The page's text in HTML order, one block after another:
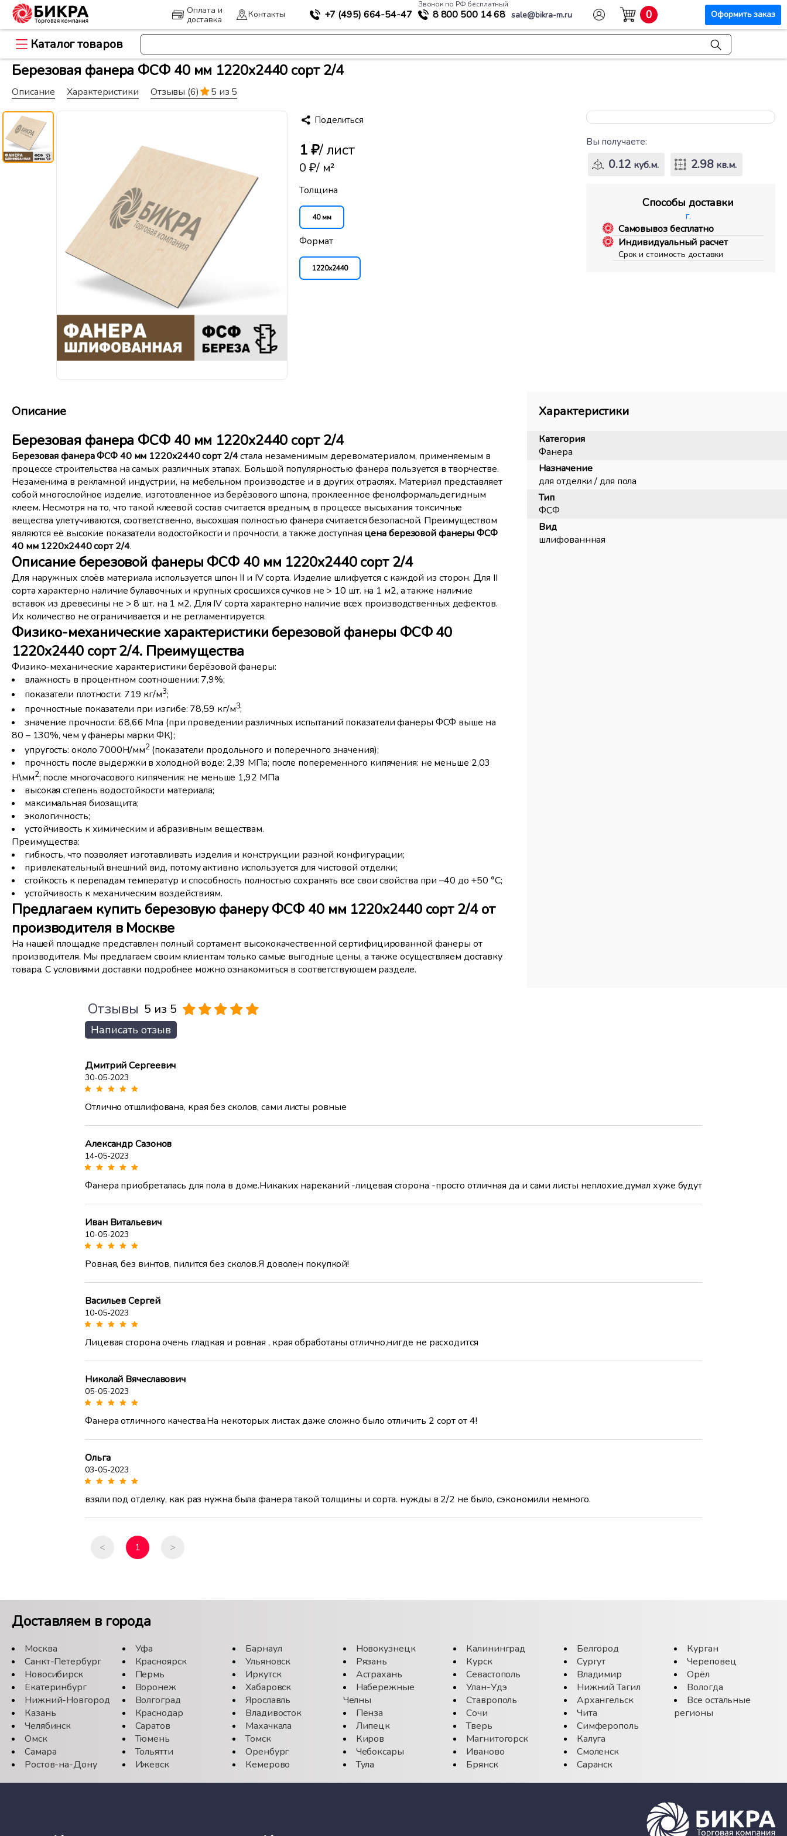
Оплата и
доставка
Контакты +7 (495) 664-54-47
Звонок по РФ бесплатный
8 800 500 14 68 sale@bikra-m.ru 0 Оформить заказ
Каталог товаров
Березовая фанера ФСФ 40 мм 1220x2440 сорт 2/4
Описание Характеристики Отзывы (6) 5 из 5
Поделиться
1 ₽/ лист
0 ₽/ м²
Толщина
40 мм
Формат
1220x2440
Вы получаете:
0.12 куб.м. 2.98 кв.м.
Способы доставки
г.
Самовывоз бесплатно
Индивидуальный расчет
Срок и стоимость доставки
Описание
Березовая фанера ФСФ 40 мм 1220x2440 сорт 2/4
Березовая фанера ФСФ 40 мм 1220x2440 сорт 2/4стала незаменимым деревоматериалом, применяемым в
процессе строительства на самых различных этапах. Большой популярностью фанера пользуется в творчестве.
Незаменима в рекламной индустрии, на мебельном производстве и в других отраслях. Материал представляет
собой многослойное изделие, изготовленное из берёзового шпона, проклеенное фенолформальдегидным
клеем. Несмотря на то, что такой клеевой состав считается вредным, в процессе высыхания токсичные
вещества улетучиваются, соответственно, высохшая полностью фанера считается безопасной. Преимуществом
являются её высокие показатели водостойкости и прочности, а также доступная цена березовой фанеры ФСФ
40 мм 1220x2440 сорт 2/4.
Описание березовой фанеры ФСФ 40 мм 1220x2440 сорт 2/4
Для наружных слоёв материала используется шпон II и IV сорта. Изделие шлифуется с каждой из сторон. Для II
сорта характерно наличие булавочных и крупных сросшихся сучков не > 10 шт. на 1 м2, а также наличие
вставок из древесины не > 8 шт. на 1 м2. Для IV сорта характерно наличие всех производственных дефектов.
Их количество не ограничивается и не регламентируется.
Физико-механические характеристики березовой фанеры ФСФ 40
1220x2440 сорт 2/4. Преимущества
Физико-механические характеристики берёзовой фанеры:
влажность в процентном соотношении: 7,9%;
показатели плотности: 719 кг/м3;
прочностные показатели при изгибе: 78,59 кг/м3;
значение прочности: 68,66 Мпа (при проведении различных испытаний показатели фанеры ФСФ выше на
80 – 130%, чем у фанеры марки ФК);
упругость: около 7000Н/мм2(показатели продольного и поперечного значения);
прочность после выдержки в холодной воде: 2,39 МПа; после попеременного кипячения: не меньше 2,03
Н\мм2; после многочасового кипячения: не меньше 1,92 МПа
высокая степень водостойкости материала;
максимальная биозащита;
экологичность;
устойчивость к химическим и абразивным веществам.
Преимущества:
гибкость, что позволяет изготавливать изделия и конструкции разной конфигурации;
привлекательный внешний вид, потому активно используется для чистовой отделки;
стойкость к перепадам температур и способность полностью сохранять все свои свойства при –40 до +50 °С;
устойчивость к механическим воздействиям.
Предлагаем купить березовую фанеру ФСФ 40 мм 1220x2440 сорт 2/4 от
производителя в Москве
На нашей площадке представлен полный сортамент высококачественной сертифицированной фанеры от
производителя. Мы предлагаем своим клиентам только самые выгодные цены, а также осуществляем доставку
товара. С условиями доставки подробнее можно ознакомиться в соответствующем разделе.
Характеристики
Категория
Фанера
Назначение
для отделки / для пола
Тип
ФСФ
Вид
шлифованнная
Отзывы 5 из 5
Написать отзыв
Дмитрий Сергеевич
30-05-2023
Отлично отшлифована, края без сколов, сами листы ровные
Александр Сазонов
14-05-2023
Фанера приобреталась для пола в доме.Никаких нареканий -лицевая сторона -просто отличная да и сами листы неплохие,думал хуже будут
Иван Витальевич
10-05-2023
Ровная, без винтов, пилится без сколов.Я доволен покупкой!
Васильев Сергей
10-05-2023
Лицевая сторона очень гладкая и ровная , края обработаны отлично,нигде не расходится
Николай Вячеславович
05-05-2023
Фанера отличного качества.На некоторых листах даже сложно было отличить 2 сорт от 4!
Ольга
03-05-2023
взяли под отделку, как раз нужна была фанера такой толщины и сорта. нужды в 2/2 не было, сэкономили немного.
< 1 >
Доставляем в города
Москва
Санкт-Петербург
Новосибирск
Екатеринбург
Нижний-Новгород
Казань
Челябинск
Омск
Самара
Ростов-на-Дону
Уфа
Красноярск
Пермь
Воронеж
Волгоград
Краснодар
Саратов
Тюмень
Тольятти
Ижевск
Барнаул
Ульяновск
Иркутск
Хабаровск
Ярославль
Владивосток
Махачкала
Томск
Оренбург
Кемерово
Новокузнецк
Рязань
Астрахань
Набережные
Челны
Пенза
Липецк
Киров
Чебоксары
Тула
Калининград
Курск
Севастополь
Улан-Удэ
Ставрополь
Сочи
Тверь
Магнитогорск
Иваново
Брянск
Белгород
Сургут
Владимир
Нижний Тагил
Архангельск
Чита
Симферополь
Калуга
Смоленск
Саранск
Курган
Череповец
Орёл
Вологда
Все остальные
регионы